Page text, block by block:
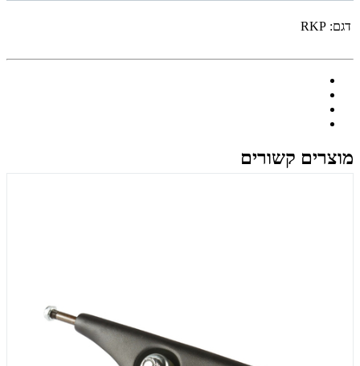
דגם: RKP
מוצרים קשורים